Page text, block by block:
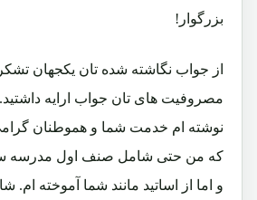
بزرگوار!
از جواب نگاشته شده تان یکجهان
مصروفیت های تان جواب ارایه
نوشته ام خدمت شما و هموطنان
که من حتی شامل صنف اول مدرسه
و اما از اساتید مانند شما آموخته ام.